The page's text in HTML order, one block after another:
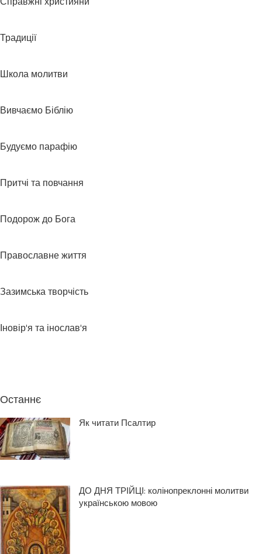
Традиції
Школа молитви
Вивчаємо Біблію
Будуємо парафію
Притчі та повчання
Подорож до Бога
Православне життя
Зазимська творчість
Іновір'я та інослав'я
Останнє
Як читати Псалтир
ДО ДНЯ ТРІЙЦІ: колінопреклонні молитви
українською мовою